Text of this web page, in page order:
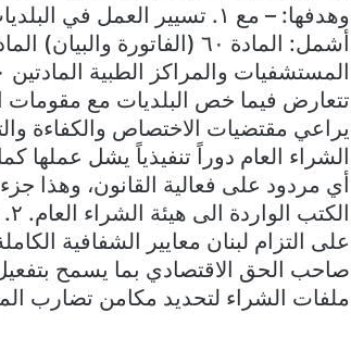
وهدفها: – مع ١. تسيير العمل
تتعارض فيما خص البلديات مع مقومات
يراعي مقتضيات الاختصاص والكفاءة
الشراء العام دوراً تنفيذياً يشل
أي مردود على فعالية القانون، وهذا
على التزام لبنان معايير الشفافية
صاحب الحق الاقتصادي بما يسمح
ملفات الشراء لتحديد مكامن تضارب